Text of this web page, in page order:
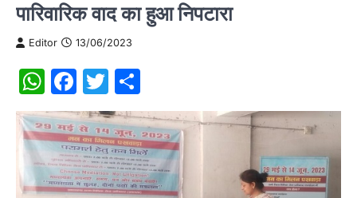
पारिवारिक वाद का हुआ निपटारा
Editor 13/06/2023
WhatsApp
Facebook
Twitter